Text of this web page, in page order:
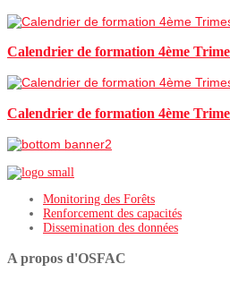
Calendrier de formation 4ème
Calendrier de formation 4ème
Monitoring des Forêts
Renforcement des capacités
Dissemination des données
A propos d'OSFAC